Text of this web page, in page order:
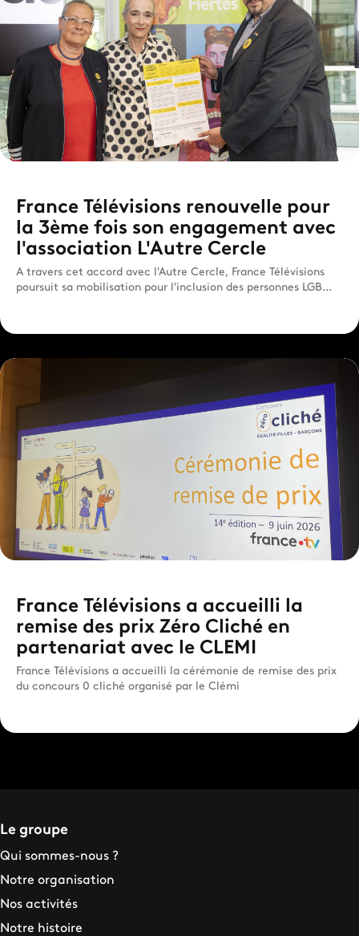
France Télévisions renouvelle pour
la 3ème fois son engagement avec
l'association L'Autre Cercle
A travers cet accord avec l'Autre Cercle, France Télévisions
poursuit sa mobilisation pour l'inclusion des personnes LGB...
France Télévisions a accueilli la
remise des prix Zéro Cliché en
partenariat avec le CLEMI
France Télévisions a accueilli la cérémonie de remise des prix
du concours 0 cliché organisé par le Clémi
Le groupe
Qui sommes-nous ?
Notre organisation
Nos activités
Notre histoire